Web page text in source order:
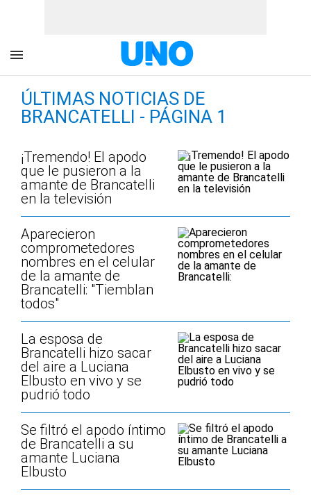
ÚLTIMAS NOTICIAS DE
BRANCATELLI - PÁGINA 1
¡Tremendo! El apodo
que le pusieron a la
amante de Brancatelli
en la televisión
Aparecieron
comprometedores
nombres en el celular
de la amante de
Brancatelli: "Tiemblan
todos"
La esposa de
Brancatelli hizo sacar
del aire a Luciana
Elbusto en vivo y se
pudrió todo
Se filtró el apodo íntimo
de Brancatelli a su
amante Luciana
Elbusto